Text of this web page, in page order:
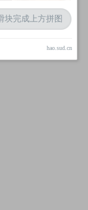
块完成上方拼图
hao.sud.cn